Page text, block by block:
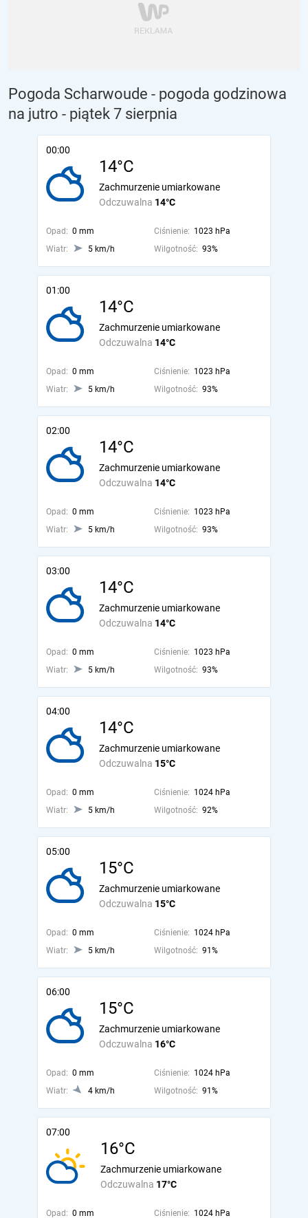
Pogoda Scharwoude - pogoda godzinowa
na jutro - piątek 7 sierpnia
00:00
14°C
Odczuwalna 14°C
Zachmurzenie umiarkowane
Opad: 0 mm Ciśnienie: 1023 hPa
Wiatr:
5 km/h Wilgotność: 93%
01:00
14°C
Odczuwalna 14°C
Zachmurzenie umiarkowane
Opad: 0 mm Ciśnienie: 1023 hPa
Wiatr:
5 km/h Wilgotność: 93%
02:00
14°C
Odczuwalna 14°C
Zachmurzenie umiarkowane
Opad: 0 mm Ciśnienie: 1023 hPa
Wiatr:
5 km/h Wilgotność: 93%
03:00
14°C
Odczuwalna 14°C
Zachmurzenie umiarkowane
Opad: 0 mm Ciśnienie: 1023 hPa
Wiatr:
5 km/h Wilgotność: 93%
04:00
14°C
Odczuwalna 15°C
Zachmurzenie umiarkowane
Opad: 0 mm Ciśnienie: 1024 hPa
Wiatr:
5 km/h Wilgotność: 92%
05:00
15°C
Odczuwalna 15°C
Zachmurzenie umiarkowane
Opad: 0 mm Ciśnienie: 1024 hPa
Wiatr:
5 km/h Wilgotność: 91%
06:00
15°C
Odczuwalna 16°C
Zachmurzenie umiarkowane
Opad: 0 mm Ciśnienie: 1024 hPa
Wiatr:
4 km/h Wilgotność: 91%
07:00
16°C
Odczuwalna 17°C
Zachmurzenie umiarkowane
Opad: 0 mm Ciśnienie: 1024 hPa